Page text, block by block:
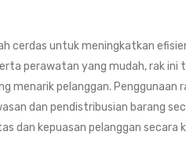
cerdas untuk meningkatkan
perawatan yang mudah, rak ini
menarik pelanggan.
dan pendistribusian barang
dan kepuasan pelanggan secara